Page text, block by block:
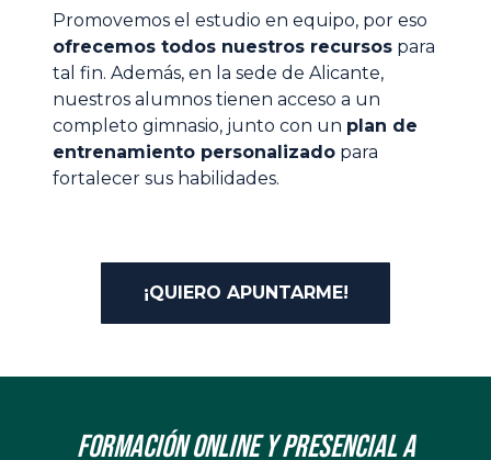
Promovemos el estudio en equipo, por eso
ofrecemos todos nuestros recursos para
tal fin. Además, en la sede de Alicante,
nuestros alumnos tienen acceso a un
completo gimnasio, junto con un plan de
entrenamiento personalizado para
fortalecer sus habilidades.
¡QUIERO APUNTARME!
Formación onLine y Presencial a